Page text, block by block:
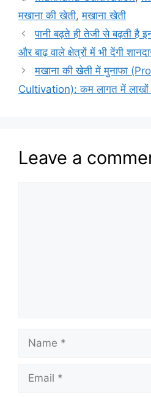
b
o
o
k
A
p
p
n
मखाना की खेती,मखाना खेती
पानी बढ़ते ही तेजी से बढ़ती है
और बाढ़ वाले क्षेत्रों में भी देंगी
मखाना की खेती में मुनाफा
Cultivation): कम लागत में लाखों
Leave a